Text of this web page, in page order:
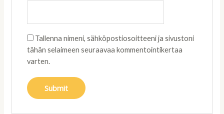
Tallenna nimeni, sähköpostiosoitteeni ja sivustoni
tähän selaimeen seuraavaa kommentointikertaa
varten.